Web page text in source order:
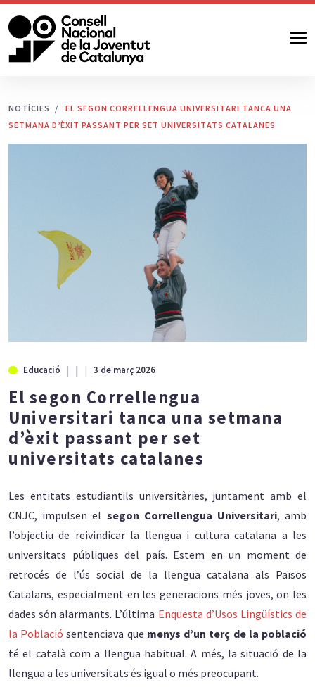
NOTÍCIES
EL SEGON CORRELLENGUA UNIVERSITARI TANCA UNA
SETMANA D’ÈXIT PASSANT PER SET UNIVERSITATS CATALANES
Educació | 3 de març 2026
El segon Correllengua
Universitari tanca una setmana
d’èxit passant per set
universitats catalanes
Les entitats estudiantils universitàries, juntament amb el
CNJC, impulsen el segon Correllengua Universitari, amb
l’objectiu de reivindicar la llengua i cultura catalana a les
universitats públiques del país. Estem en un moment de
retrocés de l’ús social de la llengua catalana als Països
Catalans, especialment en les generacions més joves, on les
dades són alarmants. L’última Enquesta d’Usos Lingüístics de
la Població sentenciava que menys d’un terç de la població
té el català com a llengua habitual. A més, la situació de la
llengua a les universitats és igual o més preocupant.